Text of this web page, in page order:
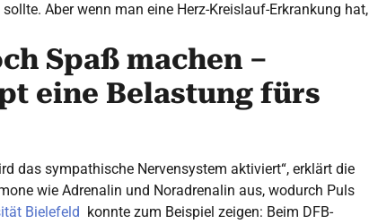
Aber wenn man eine Herz-Kreislauf-Erkrankung hat,
Spaß machen –
eine Belastung fürs
das sympathische Nervensystem aktiviert“, erklärt die
wie Adrenalin und Noradrenalin aus, wodurch Puls
Bielefeld konnte zum Beispiel zeigen: Beim DFB-